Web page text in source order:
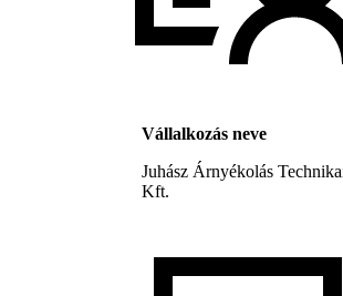
Vállalkozás neve
Juhász Árnyékolás
Kft.